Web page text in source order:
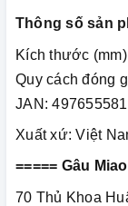
Thông số sản
Kích thước
Quy cách đóng
JAN:
Xuất xứ: Việt
===== Gâu
70 Thủ Khoa